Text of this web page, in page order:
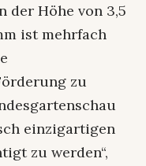
der Höhe von 3,5
ist mehrfach
zu
einzigartigen
zu werden“,